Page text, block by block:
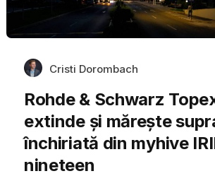
Cristi Dorombach
Rohde & Schwarz
extinde și mărește
închiriată din myhive
nineteen